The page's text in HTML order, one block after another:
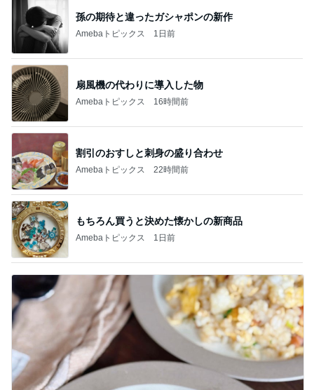
孫の期待と違ったガシャポンの新作
Amebaトピックス 1日前
扇風機の代わりに導入した物
Amebaトピックス 16時間前
割引のおすしと刺身の盛り合わせ
Amebaトピックス 22時間前
もちろん買うと決めた懐かしの新商品
Amebaトピックス 1日前